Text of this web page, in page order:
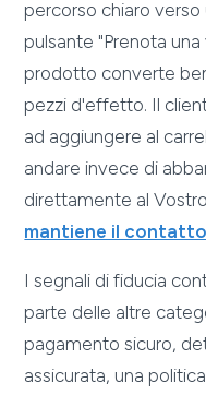
percorso chiaro verso
pulsante "Prenota
prodotto converte
pezzi d'effetto. Il
ad aggiungere al
andare invece di
direttamente al
mantiene il
I segnali di fiducia
parte delle altre
pagamento sicuro,
assicurata, una